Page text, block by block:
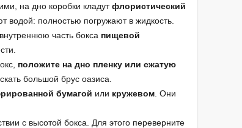
на дно коробки кладутфлористический
водой: полностью погружают в жидкость.
часть бокса пищевой
положите на дно пленку или сжатую
большой брус оазиса.
бумагой или кружевом . Они
с высотой бокса. Для этого переверните